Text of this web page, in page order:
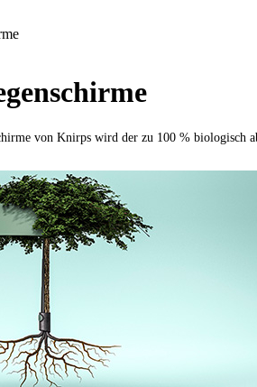
von Knirps wird der zu 100 % biologisch